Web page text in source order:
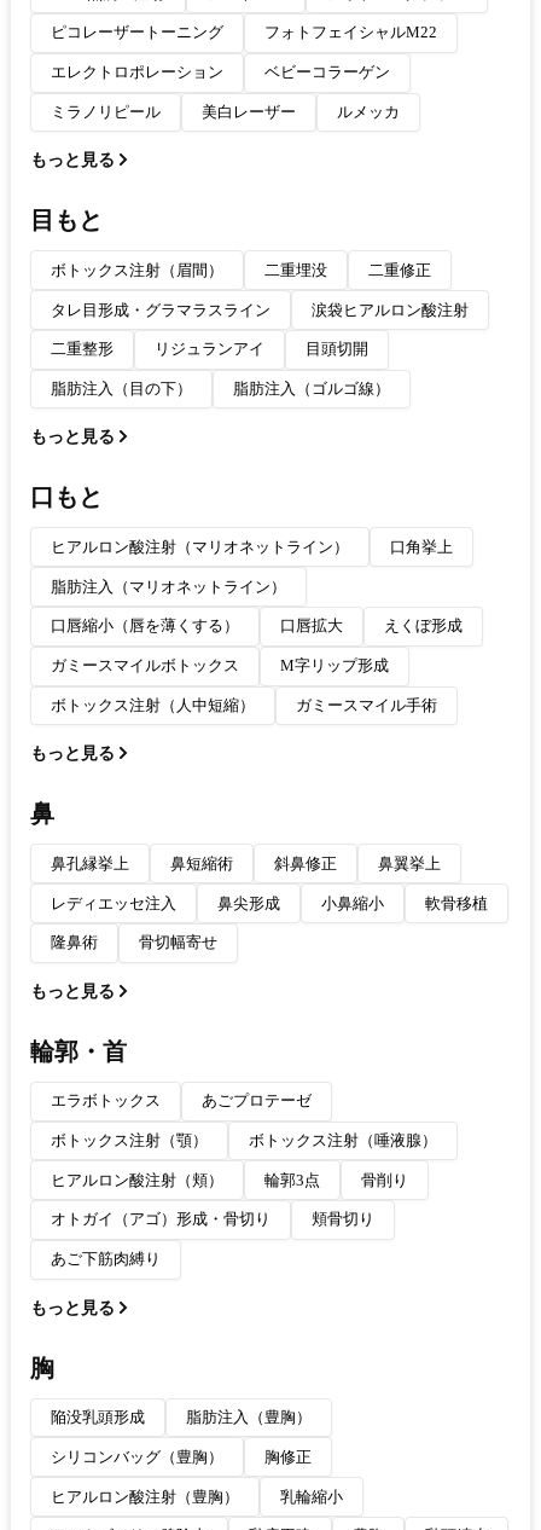
ピコレーザートーニング フォトフェイシャルM22
エレクトロポレーション ベビーコラーゲン
ミラノリピール 美白レーザー ルメッカ
もっと見る
目もと
ボトックス注射（眉間） 二重埋没 二重修正
タレ目形成・グラマラスライン 涙袋ヒアルロン酸注射
二重整形 リジュランアイ 目頭切開
脂肪注入（目の下） 脂肪注入（ゴルゴ線）
もっと見る
口もと
ヒアルロン酸注射（マリオネットライン） 口角挙上
脂肪注入（マリオネットライン）
口唇縮小（唇を薄くする） 口唇拡大 えくぼ形成
ガミースマイルボトックス M字リップ形成
ボトックス注射（人中短縮） ガミースマイル手術
もっと見る
鼻
鼻孔縁挙上 鼻短縮術 斜鼻修正 鼻翼挙上
レディエッセ注入 鼻尖形成 小鼻縮小 軟骨移植
隆鼻術 骨切幅寄せ
もっと見る
輪郭・首
エラボトックス あごプロテーゼ
ボトックス注射（顎） ボトックス注射（唾液腺）
ヒアルロン酸注射（頬） 輪郭3点 骨削り
オトガイ（アゴ）形成・骨切り 頬骨切り
あご下筋肉縛り
もっと見る
胸
陥没乳頭形成 脂肪注入（豊胸）
シリコンバッグ（豊胸） 胸修正
ヒアルロン酸注射（豊胸） 乳輪縮小